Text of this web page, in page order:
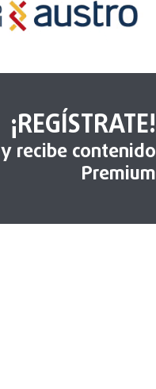
¡REGÍSTRATE!
y recibe contenido
Premium